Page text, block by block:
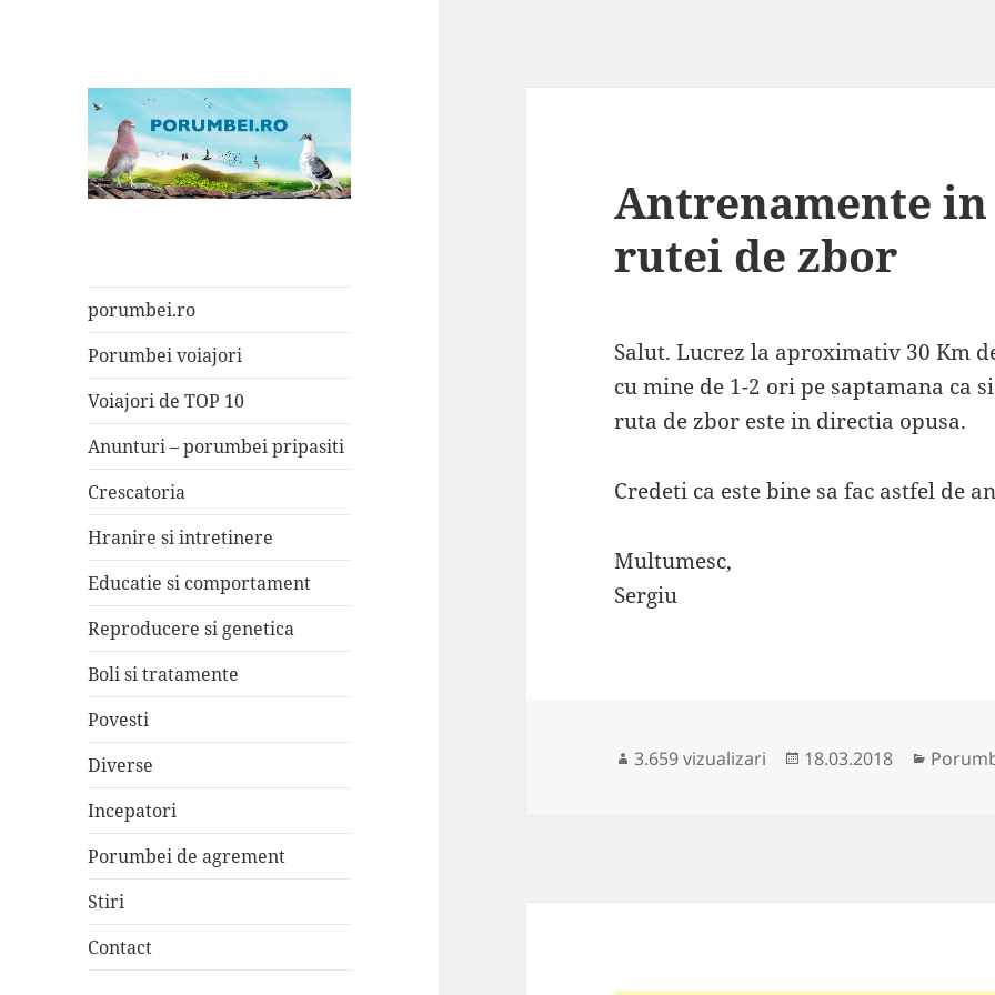
porumbei.ro
Porumbei voiajori
Voiajori de TOP 10
Anunturi – porumbei pripasiti
Crescatoria
Hranire si intretinere
Educatie si comportament
Reproducere si genetica
Boli si tratamente
Povesti
Diverse
Incepatori
Porumbei de agrement
Stiri
Contact
Antrenamente
rutei de zbor
Salut. Lucrez la aproximativ 30 Km
cu mine de 1-2 ori pe saptamana ca
ruta de zbor este in directia opusa.
Credeti ca este bine sa fac astfel de
Multumesc,
Sergiu
3.659 vizualizari
Publicat
18.03.2018